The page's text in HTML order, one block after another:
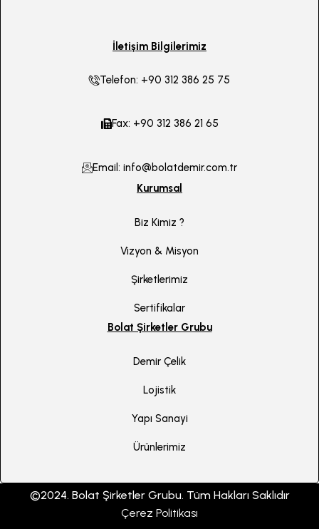
İletişim Bilgilerimiz
Telefon: +90 312 386 25 75
Fax: +90 312 386 21 65
Email: info@bolatdemir.com.tr
Kurumsal
Biz Kimiz ?
Vizyon & Misyon
Şirketlerimiz
Sertifikalar
Bolat Şirketler Grubu
Demir Çelik
Lojistik
Yapı Sanayi
Ürünlerimiz
©2024. Bolat Şirketler Grubu. Tüm Hakları Saklıdır
Çerez Politikası